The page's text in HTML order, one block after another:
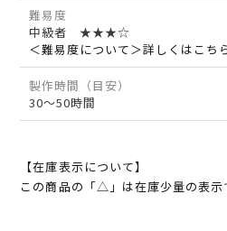
難易度
中級者 ★★★☆
＜難易度について＞詳しくはこち
製作時間（目安）
30～50時間
【在庫表示について】
この商品の「△」は在庫少量の表示